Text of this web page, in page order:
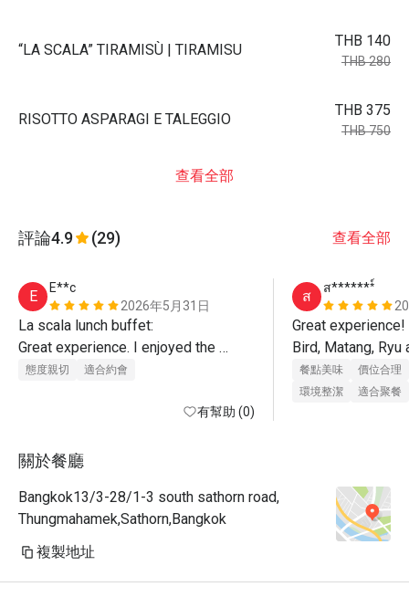
“LA SCALA” TIRAMISÙ | TIRAMISU
THB 140
THB 280
RISOTTO ASPARAGI E TALEGGIO
THB 375
THB 750
查看全部
評論4.9 (29) 查看全部
E
E**c
2026年5月31日
La scala lunch buffet:
Great experience. I enjoyed the
buffet and main course (salmon)
provided exceptional service!
態度親切 適合約會
有幫助 (0)
ส
ส*******์
Great
Bird, Matang,
for taking great
Will return!
餐點美味
價位合理
環境整潔
適合聚餐
關於餐廳
Bangkok13/3-28/1-3 south sathorn road,
Thungmahamek,Sathorn,Bangkok
複製地址